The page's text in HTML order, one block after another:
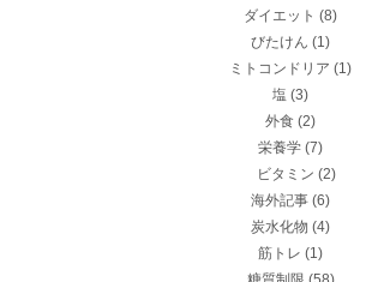
ダイエット (8)
びたけん (1)
ミトコンドリア (1)
塩 (3)
外食 (2)
栄養学 (7)
ビタミン (2)
海外記事 (6)
炭水化物 (4)
筋トレ (1)